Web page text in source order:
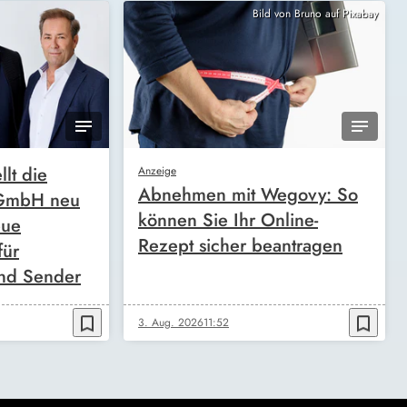
die
neu
Sender
bookmark_border
Bild von Bruno auf Pixabay
Anzeige
Abnehmen mit Wegovy: So
können Sie Ihr Online-
Rezept sicher beantragen
3. Aug. 202611:52 bookmark_border